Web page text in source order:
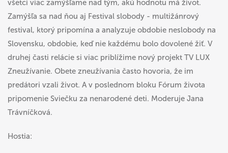
všetci viac zamýšľame nad tým, akú hodnotu má život.
Zamýšľa sa nad ňou aj Festival slobody - multižánrový
festival, ktorý pripomína a analyzuje obdobie neslobody na
Slovensku, obdobie, keď nie každému bolo dovolené žiť. V
druhej časti relácie si viac priblížime nový projekt TV LUX
Zneužívanie. Obete zneužívania často hovoria, že im
predátori vzali život. A v poslednom bloku Fórum života
pripomenie Sviečku za nenarodené deti. Moderuje Jana
Trávníčková.
Hostia: